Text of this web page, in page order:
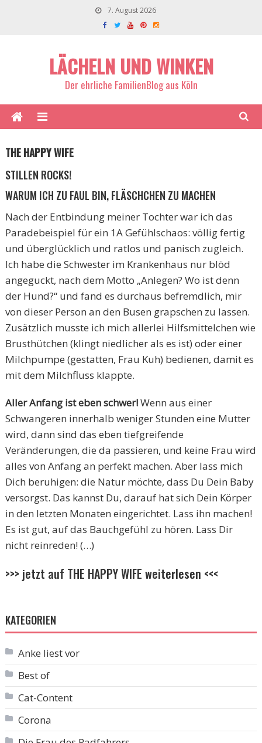
7. August 2026
LÄCHELN UND WINKEN
Der ehrliche FamilienBlog aus Köln
THE HAPPY WIFE
STILLEN ROCKS!
WARUM ICH ZU FAUL BIN, FLÄSCHCHEN ZU MACHEN
Nach der Entbindung meiner Tochter war ich das
Paradebeispiel für ein 1A Gefühlschaos: völlig fertig
und überglücklich und ratlos und panisch zugleich.
Ich habe die Schwester im Krankenhaus nur blöd
angeguckt, nach dem Motto „Anlegen? Wo ist denn
der Hund?“ und fand es durchaus befremdlich, mir
von dieser Person an den Busen grapschen zu lassen.
Zusätzlich musste ich mich allerlei Hilfsmittelchen wie
Brusthütchen (klingt niedlicher als es ist) oder einer
Milchpumpe (gestatten, Frau Kuh) bedienen, damit es
mit dem Milchfluss klappte.
Aller Anfang ist eben schwer!Wenn aus einer
Schwangeren innerhalb weniger Stunden eine Mutter
wird, dann sind das eben tiefgreifende
Veränderungen, die da passieren, und keine Frau wird
alles von Anfang an perfekt machen. Aber lass mich
Dich beruhigen: die Natur möchte, dass Du Dein Baby
versorgst. Das kannst Du, darauf hat sich Dein Körper
in den letzten Monaten eingerichtet. Lass ihn machen!
Es ist gut, auf das Bauchgefühl zu hören. Lass Dir
nicht reinreden! (…)
>>> jetzt auf THE HAPPY WIFE weiterlesen <<<
KATEGORIEN
Anke liest vor
Best of
Cat-Content
Corona